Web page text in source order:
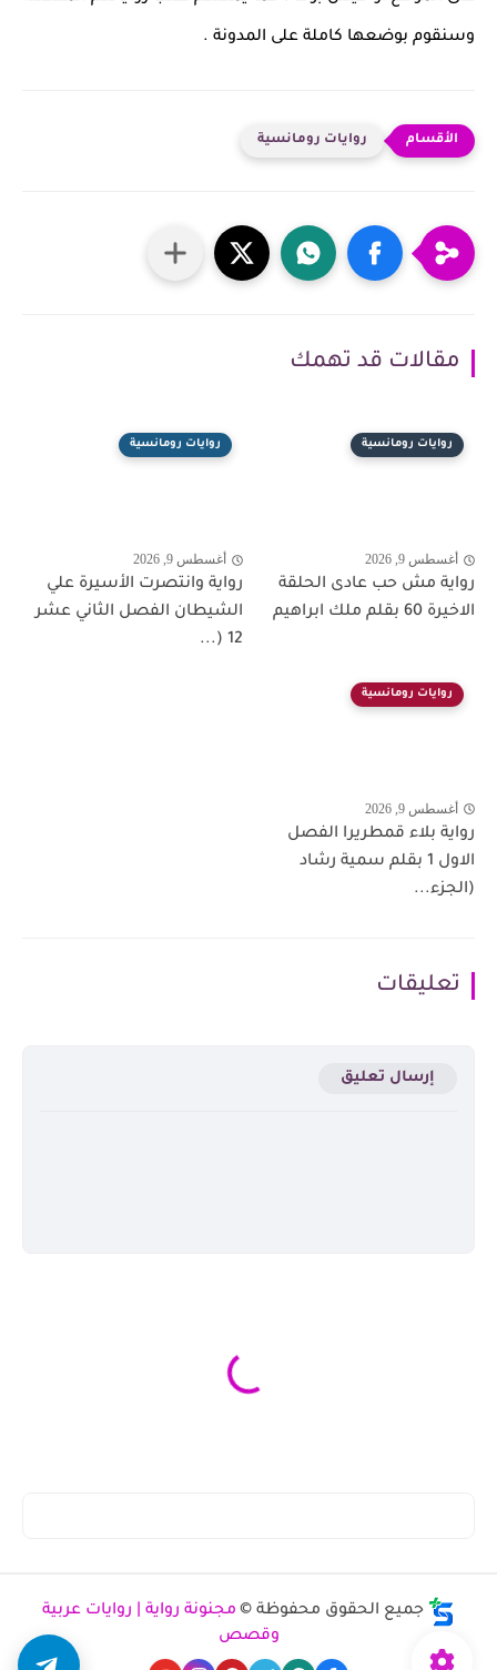
وسنقوم بوضعها كاملة على المدونة .
روايات رومانسية
مقالات قد تهمك
روايات رومانسية
أغسطس 9, 2026
رواية مش حب عادى الحلقة
الاخيرة 60 بقلم ملك ابراهيم
روايات رومانسية
أغسطس 9, 2026
رواية وانتصرت الأسيرة علي
الشيطان الفصل الثاني عشر
12 (...
روايات رومانسية
أغسطس 9, 2026
رواية بلاء قمطريرا الفصل
الاول 1 بقلم سمية رشاد
(الجزء...
تعليقات
إرسال تعليق
جميع الحقوق محفوظة © مجنونة رواية | روايات عربية
وقصص